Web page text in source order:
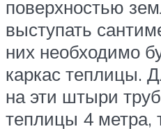
поверхностью
выступать
них необходимо
каркас теплицы.
на эти штыри
теплицы 4 метра,